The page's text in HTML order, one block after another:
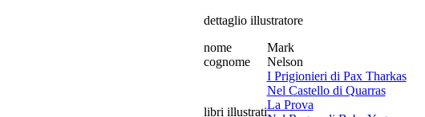
dettaglio illustratore
nome
Mark
cognome
Nelson
libri illustrati
I Prigionieri di Pax Tharkas
Nel Castello di Quarras
La Prova